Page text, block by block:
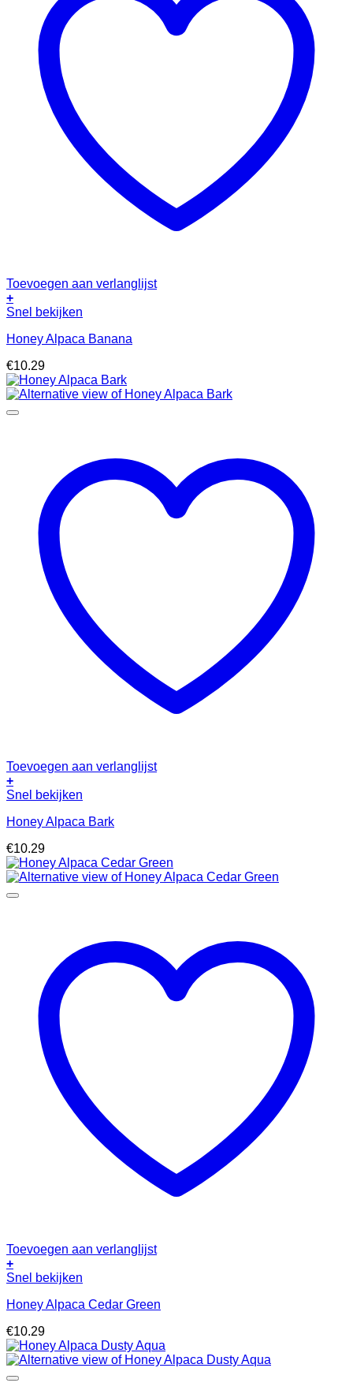
Toevoegen aan verlanglijst
+
Snel bekijken
Honey Alpaca Banana
€10.29
Toevoegen aan verlanglijst
+
Snel bekijken
Honey Alpaca Bark
€10.29
Toevoegen aan verlanglijst
+
Snel bekijken
Honey Alpaca Cedar Green
€10.29